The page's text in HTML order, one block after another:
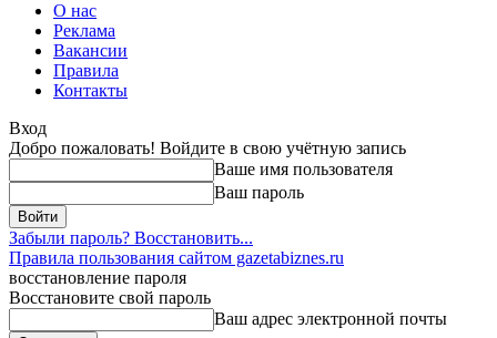
О нас
Реклама
Вакансии
Правила
Контакты
Вход
Добро пожаловать! Войдите в свою учётную запись
Ваше имя пользователя
Ваш пароль
Забыли пароль? Восстановить...
Правила пользования сайтом gazetabiznes.ru
восстановление пароля
Восстановите свой пароль
Ваш адрес электронной почты